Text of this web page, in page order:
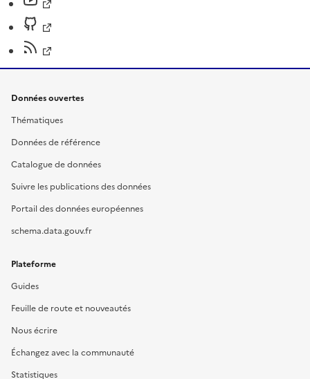
Données ouvertes
Thématiques
Données de référence
Catalogue de données
Suivre les publications des données
Portail des données européennes
schema.data.gouv.fr
Plateforme
Guides
Feuille de route et nouveautés
Nous écrire
Échangez avec la communauté
Statistiques